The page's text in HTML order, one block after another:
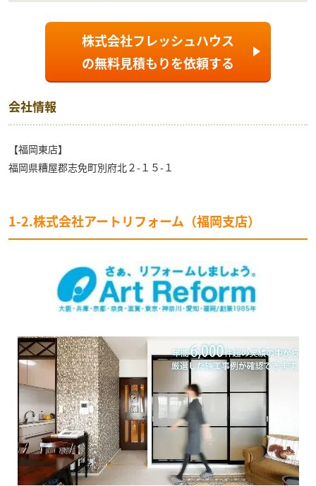
株式会社フレッシュハウス
の無料見積もりを依頼する
会社情報
【福岡東店】
福岡県糟屋郡志免町別府北２-１５-１
1-2.株式会社アートリフォーム（福岡支店）